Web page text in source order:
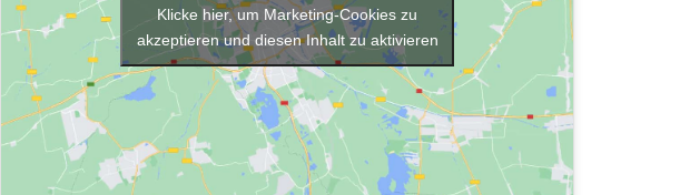
Klicke hier, um Marketing-Cookies zu
akzeptieren und diesen Inhalt zu aktivieren